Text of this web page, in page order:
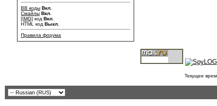
BB коды Вкл.
Смайлы Вкл.
[IMG] код Вкл.
HTML код Выкл.
Правила форума
Текущее